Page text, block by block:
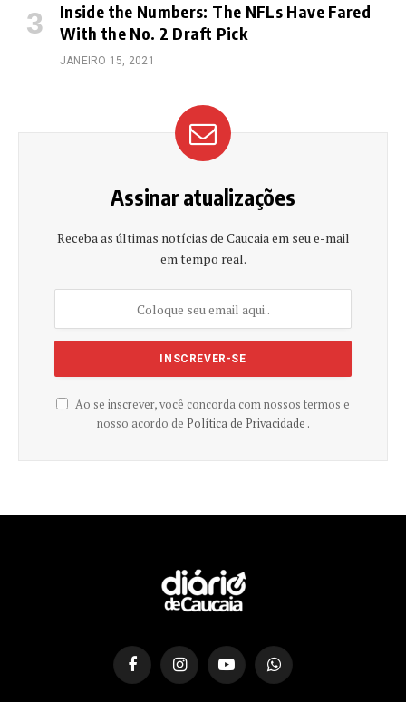
Inside the Numbers: The NFLs Have Fared
With the No. 2 Draft Pick
JANEIRO 15, 2021
Assinar atualizações
Receba as últimas notícias de Caucaia em seu e-mail
em tempo real.
Ao se inscrever, você concorda com nossos termos e
nosso acordo de Política de Privacidade .
FacebookInstagramYouTubeWhatsApp